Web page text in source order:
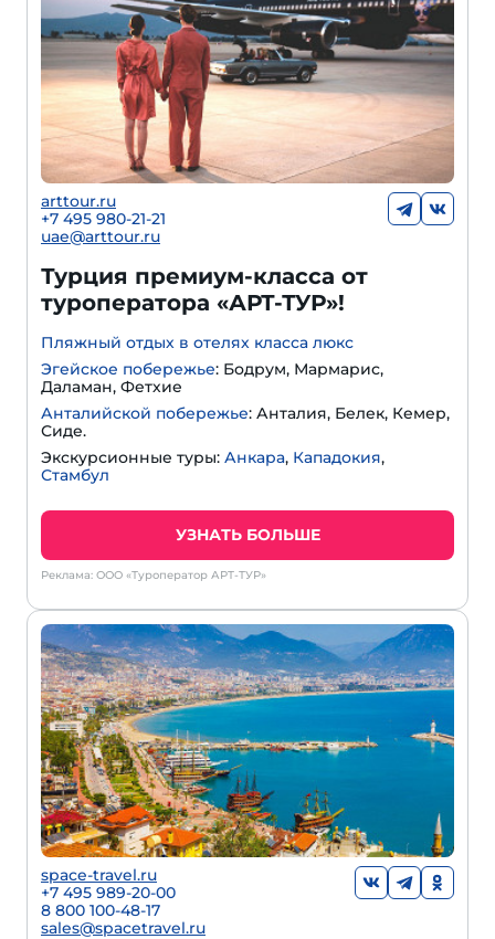
arttour.ru
+7 495 980-21-21
uae@arttour.ru
Турция премиум-класса от
туроператора «АРТ-ТУР»!
Пляжный отдых в отелях класса люкс
Эгейское побережье: Бодрум, Мармарис,
Даламан, Фетхие
Анталийской побережье: Анталия, Белек, Кемер,
Сиде.
Экскурсионные туры: Анкара, Кападокия,
Стамбул
УЗНАТЬ БОЛЬШЕ
Реклама: ООО «Туроператор АРТ-ТУР»
space-travel.ru
+7 495 989-20-00
8 800 100-48-17
sales@spacetravel.ru